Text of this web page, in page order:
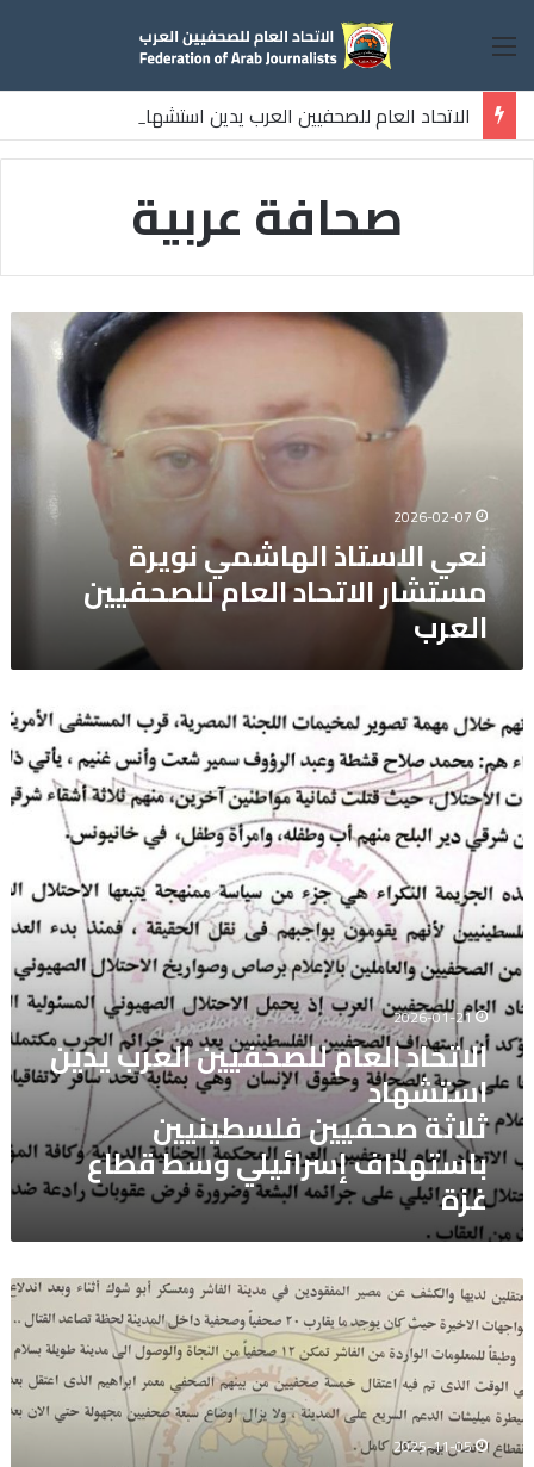
القائمة
الاتحاد العام للصحفيين العرب يدين استشهاد
ثلاثة صحفيين فلسطينيين باستهداف إسرائيلي وسط قطاع غزة
صحافة عربية
نعي
العام
للصحفيين
2026-02-07
نعي الاستاذ الهاشمي نويرة
مستشار الاتحاد العام للصحفيين
العرب
الاتحاد
العام
للصحفيين
العرب
يدين
استشهاد
صحفيين
فلسطينيين
باستهداف
إسرائيلي
وسط
قطاع
غزة
2026-01-21
الاتحاد العام للصحفيين العرب يدين
استشهاد
ثلاثة صحفيين فلسطينيين
باستهداف إسرائيلي وسط قطاع
غزة
الاتحاد
العام
للصحفيين
العرب
يطالب
قوات
الدعم
2025-11-05